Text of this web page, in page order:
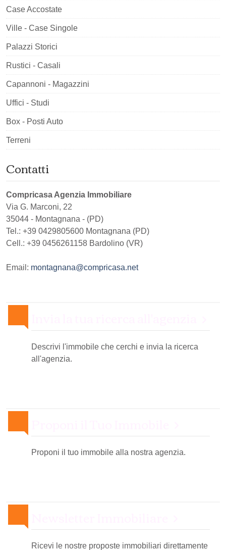
Case Accostate
Ville - Case Singole
Palazzi Storici
Rustici - Casali
Capannoni - Magazzini
Uffici - Studi
Box - Posti Auto
Terreni
Contatti
Compricasa Agenzia Immobiliare
Via G. Marconi, 22
35044 - Montagnana - (PD)
Tel.: +39 0429805600 Montagnana (PD)
Cell.: +39 0456261158 Bardolino (VR)
Email: montagnana@compricasa.net
Descrivi l'immobile che cerchi e invia la ricerca
all'agenzia.
Proponi il tuo immobile alla nostra agenzia.
Ricevi le nostre proposte immobiliari direttamente